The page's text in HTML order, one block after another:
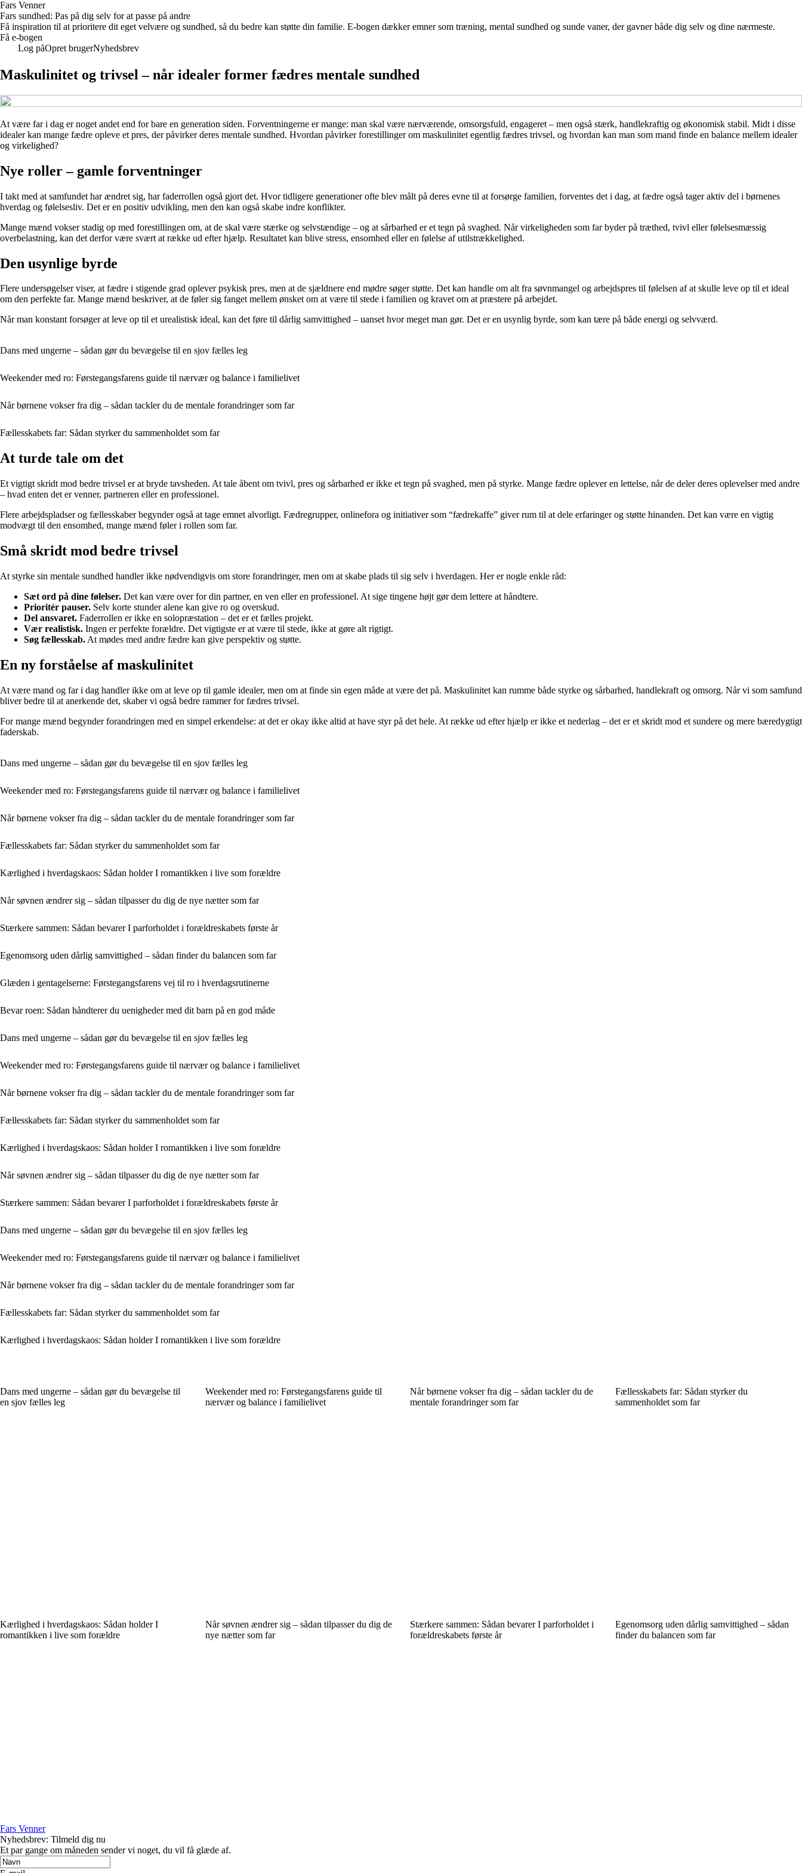
Fars Venner
Fars sundhed: Pas på dig selv for at passe på andre
Få inspiration til at prioritere dit eget velvære og sundhed, så du bedre kan støtte din familie. E-bogen dækker emner som træning, mental sundhed og sunde vaner, der gavner både dig selv og dine nærmeste.
Få e-bogen
Log påOpret brugerNyhedsbrev
Maskulinitet og trivsel – når idealer former fædres mentale sundhed
At være far i dag er noget andet end for bare en generation siden. Forventningerne er mange: man skal være nærværende, omsorgsfuld, engageret – men også stærk, handlekraftig og økonomisk stabil. Midt i disse
idealer kan mange fædre opleve et pres, der påvirker deres mentale sundhed. Hvordan påvirker forestillinger om maskulinitet egentlig fædres trivsel, og hvordan kan man som mand finde en balance mellem idealer
og virkelighed?
Nye roller – gamle forventninger
I takt med at samfundet har ændret sig, har faderrollen også gjort det. Hvor tidligere generationer ofte blev målt på deres evne til at forsørge familien, forventes det i dag, at fædre også tager aktiv del i børnenes
hverdag og følelsesliv. Det er en positiv udvikling, men den kan også skabe indre konflikter.
Mange mænd vokser stadig op med forestillingen om, at de skal være stærke og selvstændige – og at sårbarhed er et tegn på svaghed. Når virkeligheden som far byder på træthed, tvivl eller følelsesmæssig
overbelastning, kan det derfor være svært at række ud efter hjælp. Resultatet kan blive stress, ensomhed eller en følelse af utilstrækkelighed.
Den usynlige byrde
Flere undersøgelser viser, at fædre i stigende grad oplever psykisk pres, men at de sjældnere end mødre søger støtte. Det kan handle om alt fra søvnmangel og arbejdspres til følelsen af at skulle leve op til et ideal
om den perfekte far. Mange mænd beskriver, at de føler sig fanget mellem ønsket om at være til stede i familien og kravet om at præstere på arbejdet.
Når man konstant forsøger at leve op til et urealistisk ideal, kan det føre til dårlig samvittighed – uanset hvor meget man gør. Det er en usynlig byrde, som kan tære på både energi og selvværd.
Dans med ungerne – sådan gør du bevægelse til en sjov fælles leg
Weekender med ro: Førstegangsfarens guide til nærvær og balance i familielivet
Når børnene vokser fra dig – sådan tackler du de mentale forandringer som far
Fællesskabets far: Sådan styrker du sammenholdet som far
At turde tale om det
Et vigtigt skridt mod bedre trivsel er at bryde tavsheden. At tale åbent om tvivl, pres og sårbarhed er ikke et tegn på svaghed, men på styrke. Mange fædre oplever en lettelse, når de deler deres oplevelser med andre
– hvad enten det er venner, partneren eller en professionel.
Flere arbejdspladser og fællesskaber begynder også at tage emnet alvorligt. Fædregrupper, onlinefora og initiativer som “fædrekaffe” giver rum til at dele erfaringer og støtte hinanden. Det kan være en vigtig
modvægt til den ensomhed, mange mænd føler i rollen som far.
Små skridt mod bedre trivsel
At styrke sin mentale sundhed handler ikke nødvendigvis om store forandringer, men om at skabe plads til sig selv i hverdagen. Her er nogle enkle råd:
Sæt ord på dine følelser. Det kan være over for din partner, en ven eller en professionel. At sige tingene højt gør dem lettere at håndtere.
Prioritér pauser. Selv korte stunder alene kan give ro og overskud.
Del ansvaret. Faderrollen er ikke en solopræstation – det er et fælles projekt.
Vær realistisk. Ingen er perfekte forældre. Det vigtigste er at være til stede, ikke at gøre alt rigtigt.
Søg fællesskab. At mødes med andre fædre kan give perspektiv og støtte.
En ny forståelse af maskulinitet
At være mand og far i dag handler ikke om at leve op til gamle idealer, men om at finde sin egen måde at være det på. Maskulinitet kan rumme både styrke og sårbarhed, handlekraft og omsorg. Når vi som samfund
bliver bedre til at anerkende det, skaber vi også bedre rammer for fædres trivsel.
For mange mænd begynder forandringen med en simpel erkendelse: at det er okay ikke altid at have styr på det hele. At række ud efter hjælp er ikke et nederlag – det er et skridt mod et sundere og mere bæredygtigt
faderskab.
Dans med ungerne – sådan gør du bevægelse til en sjov fælles leg
Weekender med ro: Førstegangsfarens guide til nærvær og balance i familielivet
Når børnene vokser fra dig – sådan tackler du de mentale forandringer som far
Fællesskabets far: Sådan styrker du sammenholdet som far
Kærlighed i hverdagskaos: Sådan holder I romantikken i live som forældre
Når søvnen ændrer sig – sådan tilpasser du dig de nye nætter som far
Stærkere sammen: Sådan bevarer I parforholdet i forældreskabets første år
Egenomsorg uden dårlig samvittighed – sådan finder du balancen som far
Glæden i gentagelserne: Førstegangsfarens vej til ro i hverdagsrutinerne
Bevar roen: Sådan håndterer du uenigheder med dit barn på en god måde
Dans med ungerne – sådan gør du bevægelse til en sjov fælles leg
Weekender med ro: Førstegangsfarens guide til nærvær og balance i familielivet
Når børnene vokser fra dig – sådan tackler du de mentale forandringer som far
Fællesskabets far: Sådan styrker du sammenholdet som far
Kærlighed i hverdagskaos: Sådan holder I romantikken i live som forældre
Når søvnen ændrer sig – sådan tilpasser du dig de nye nætter som far
Stærkere sammen: Sådan bevarer I parforholdet i forældreskabets første år
Dans med ungerne – sådan gør du bevægelse til en sjov fælles leg
Weekender med ro: Førstegangsfarens guide til nærvær og balance i familielivet
Når børnene vokser fra dig – sådan tackler du de mentale forandringer som far
Fællesskabets far: Sådan styrker du sammenholdet som far
Kærlighed i hverdagskaos: Sådan holder I romantikken i live som forældre
Dans med ungerne – sådan gør du bevægelse til
en sjov fælles leg
Weekender med ro: Førstegangsfarens guide til
nærvær og balance i familielivet
Når børnene vokser fra dig – sådan tackler du de
mentale forandringer som far
Fællesskabets far: Sådan styrker du
sammenholdet som far
Kærlighed i hverdagskaos: Sådan holder I
romantikken i live som forældre
Når søvnen ændrer sig – sådan tilpasser du dig de
nye nætter som far
Stærkere sammen: Sådan bevarer I parforholdet i
forældreskabets første år
Egenomsorg uden dårlig samvittighed – sådan
finder du balancen som far
Fars Venner
Nyhedsbrev: Tilmeld dig nu
Et par gange om måneden sender vi noget, du vil få glæde af.